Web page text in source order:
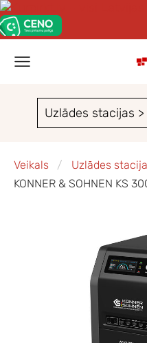
Uzlādes stacijas
Veikals Uzlādes
KONNER & SOHNEN KS